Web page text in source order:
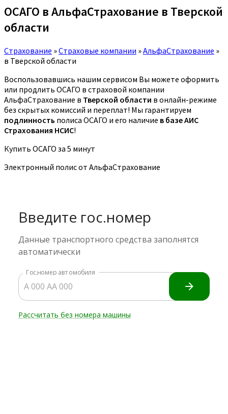
ОСАГО в АльфаСтрахование в Тверской
области
Страхование »Страховые компании »АльфаСтрахование »
в Тверской области
Воспользовавшись нашим сервисом Вы можете оформить
или продлить ОСАГО в страховой компании
АльфаСтрахование в Тверской области в онлайн-режиме
без скрытых комиссий и переплат! Мы гарантируем
подлинность полиса ОСАГО и его наличие в базе АИС
Страхования НСИС!
Купить ОСАГО за 5 минут
Электронный полис от АльфаСтрахование